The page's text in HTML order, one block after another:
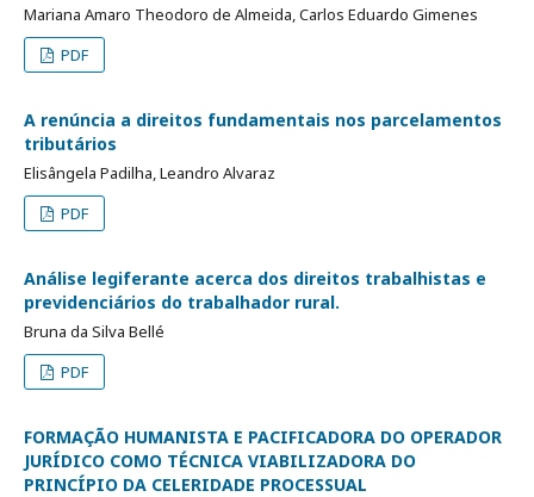
Mariana Amaro Theodoro de Almeida, Carlos Eduardo Gimenes
PDF
A renúncia a direitos fundamentais nos parcelamentos
tributários
Elisângela Padilha, Leandro Alvaraz
PDF
Análise legiferante acerca dos direitos trabalhistas e
previdenciários do trabalhador rural.
Bruna da Silva Bellé
PDF
FORMAÇÃO HUMANISTA E PACIFICADORA DO OPERADOR
JURÍDICO COMO TÉCNICA VIABILIZADORA DO
PRINCÍPIO DA CELERIDADE PROCESSUAL